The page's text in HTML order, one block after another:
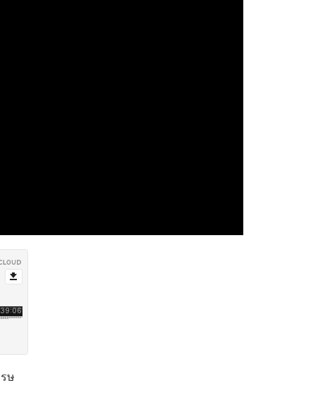
ษ